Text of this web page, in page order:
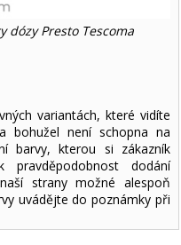
dózy Presto Tescoma
variantách, které vidíte
bohužel není schopna na
barvy, kterou si zákazník
dodání
strany možné alespoň
uvádějte do poznámky při